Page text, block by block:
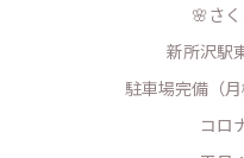
🌸さ
新所沢駅
駐車場完備（月
コロ